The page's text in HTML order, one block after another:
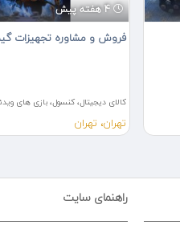
4 هفته پیش
فروش و مشاوره تجهیزات
کالای دیجیتال، کنسول، بازی های
تهران، تهران
راهنمای سایت